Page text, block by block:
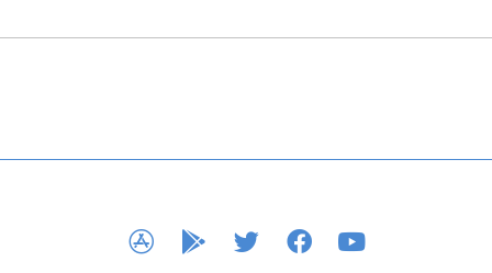
APP STOREGOOGLE PLAY
TWITTERFACEBOOK